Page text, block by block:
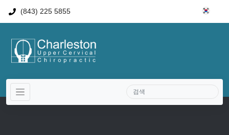
(843) 225 5855